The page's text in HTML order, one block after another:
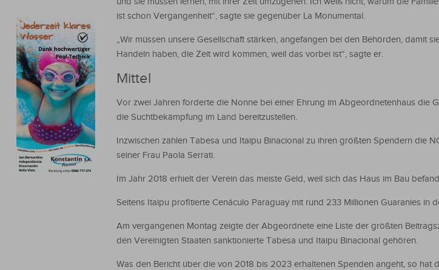
ist schon Vergangenheit“, sagte sie gegenüber La Monumental.
„Wir müssen unsere Gesellschaft stärken, angefangen bei den Behörden, damit
Handeln haben, die Zeit wird kommen, weil das vorbei ist“, sagte er.
Mittel
Vor zwei Jahren forderte die Nonne bei einer Ehrung im Abgeordnetenhaus die
die Suchtbekämpfung im Land bereitzustellen.
Inzwischen zählen Tabesa und Itaipu Binacional zu ihren größten Spendern die
seiner Frau Paola Serrati.
Im Jahr 2018 erhielt der Verein das meiste Geld, weil sich das Haus im Bau
Seitens Itaipu profitierte Cenáculo Paraguay mit rund 233 Millionen Guaranies in
Am vergangenen Montag zeigte der Abgeordnete eine Liste der größten
den Vereinigten Staaten sanktionierte Tabesa und Itaipu Binacional gehören.
Was den Bericht über die von 2018 bis 2023 erhaltenen Spenden angeht, so hat